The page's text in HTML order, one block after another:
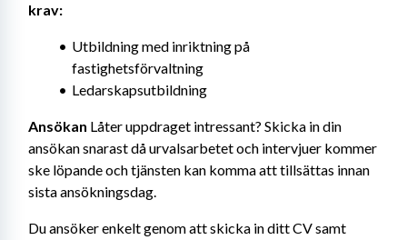
krav:
Utbildning med inriktning på
fastighetsförvaltning
Ledarskapsutbildning
Ansökan Låter uppdraget intressant? Skicka in din
ansökan snarast då urvalsarbetet och intervjuer kommer
ske löpande och tjänsten kan komma att tillsättas innan
sista ansökningsdag.
Du ansöker enkelt genom att skicka in ditt CV samt